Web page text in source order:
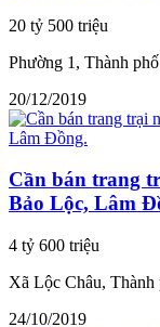
20 tỷ 500 triệu
Phường 1, Thành
20/12/2019
Cần bán trang
Bảo Lộc, Lâm
4 tỷ 600 triệu
Xã Lộc Châu,
24/10/2019